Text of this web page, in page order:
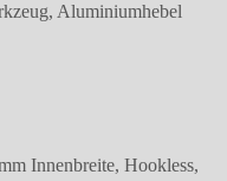
Aluminiumhebel
Innenbreite, Hookless,